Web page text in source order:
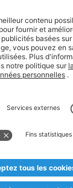
et
temporairement
bien étudié,
de stock. Prix
la forme